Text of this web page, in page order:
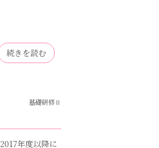
続きを読む
基礎研修Ⅱ
年度以降に